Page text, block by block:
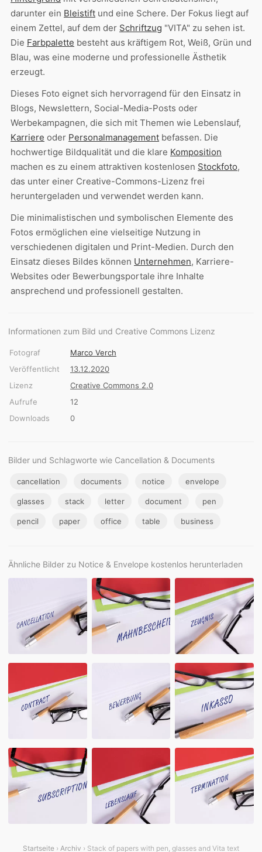
darunter ein Bleistift und eine Schere. Der Fokus liegt auf
einem Zettel, auf dem der Schriftzug "VITA" zu sehen ist.
Die Farbpalette besteht aus kräftigem Rot, Weiß, Grün und
Blau, was eine moderne und professionelle Ästhetik
erzeugt.
Dieses Foto eignet sich hervorragend für den Einsatz in
Blogs, Newslettern, Social-Media-Posts oder
Werbekampagnen, die sich mit Themen wie Lebenslauf,
Karriere oder Personalmanagement befassen. Die
hochwertige Bildqualität und die klare Komposition
machen es zu einem attraktiven kostenlosen Stockfoto,
das unter einer Creative-Commons-Lizenz frei
heruntergeladen und verwendet werden kann.
Die minimalistischen und symbolischen Elemente des
Fotos ermöglichen eine vielseitige Nutzung in
verschiedenen digitalen und Print-Medien. Durch den
Einsatz dieses Bildes können Unternehmen, Karriere-
Websites oder Bewerbungsportale ihre Inhalte
ansprechend und professionell gestalten.
Informationen zum Bild und Creative Commons Lizenz
Fotograf
Marco Verch
Veröffentlicht
13.12.2020
Lizenz
Creative Commons 2.0
Aufrufe
12
Downloads
0
Bilder und Schlagworte wie Cancellation & Documents
cancellation documents notice envelope
glasses stack letter document pen
pencil paper office table business
Ähnliche Bilder zu Notice & Envelope kostenlos herunterladen
Startseite › Archiv › Stack of papers with pen, glasses and Vita text